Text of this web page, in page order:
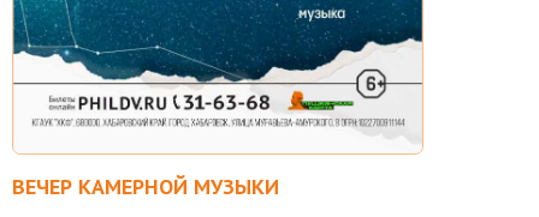
ВЕЧЕР КАМЕРНОЙ МУЗЫКИ